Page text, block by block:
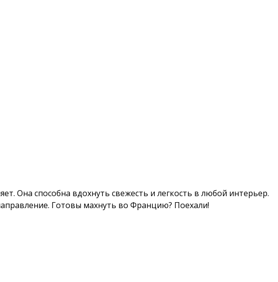
Она способна вдохнуть свежесть и легкость в любой интерьер.
Готовы махнуть во Францию? Поехали!